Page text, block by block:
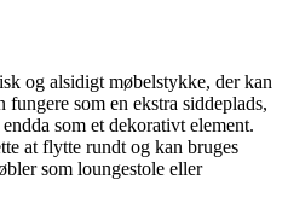
og alsidigt møbelstykke, der kan
som en ekstra siddeplads,
som et dekorativt element.
at flytte rundt og kan bruges
som loungestole eller